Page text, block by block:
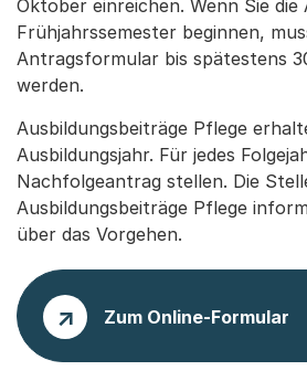
Oktober einreichen. Wenn Sie die
Frühjahrssemester beginnen,
Antragsformular bis spätestens
werden.
Ausbildungsbeiträge Pflege
Ausbildungsjahr. Für jedes
Nachfolgeantrag stellen. Die
Ausbildungsbeiträge Pflege
über das Vorgehen.
Zum Online-Formular